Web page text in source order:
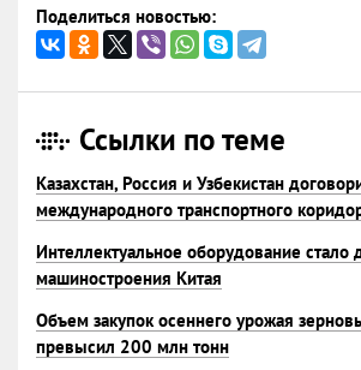
Поделиться новостью:
Ссылки по теме
Казахстан, Россия и Узбекистан
международного транспортного
Интеллектуальное оборудование стало
машиностроения Китая
Объем закупок осеннего урожая
превысил 200 млн тонн